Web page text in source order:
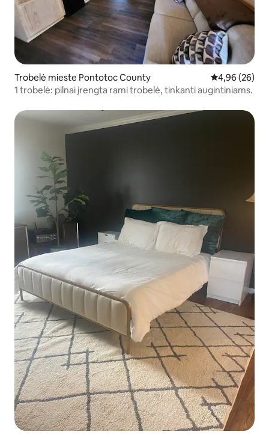
Trobelė mieste Pontotoc County Vidutinis
4,96 (26)
1 trobelė: pilnai įrengta rami trobelė, tinkanti augintiniams.